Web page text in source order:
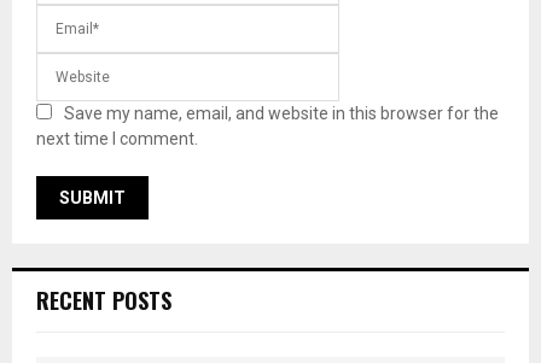
Save my name, email, and website in this browser for the
next time I comment.
RECENT POSTS